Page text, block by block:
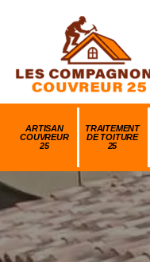
ARTISAN
COUVREUR
25
TRAITEMENT
DE TOITURE
25